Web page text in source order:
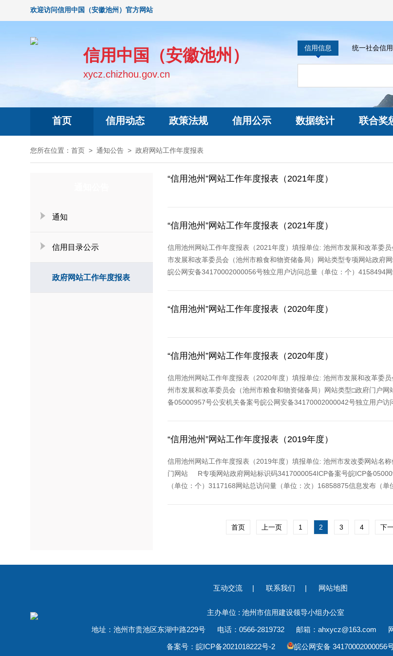
欢迎访问信用中国（安徽池州）官方网站
信用中国（安徽池州）
xycz.chizhou.gov.cn
信用信息 统一社会信
首页 信用动态 政策法规 信用公示 数据统计 联合奖
您所在位置： 首页 > 通知公告 > 政府网站工作年度报表
通知
信用目录公示
政府网站工作年度报表
“信用池州”网站工作年度报表（2021年度）
“信用池州”网站工作年度报表（2021年度）
信用池州网站工作年度报表（2021年度）填报单位: 池州市发展和改革委
市发展和改革委员会（池州市粮食和物资储备局）网站类型专项网站政
皖公网安备34170002000056号独立用户访问总量（单位：个）4158494
“信用池州”网站工作年度报表（2020年度）
“信用池州”网站工作年度报表（2020年度）
信用池州网站工作年度报表（2020年度）填报单位: 池州市发展和改革委
州市发展和改革委员会（池州市粮食和物资储备局）网站类型□政府门
备05000957号公安机关备案号皖公网安备34170002000042号独立用户访
“信用池州”网站工作年度报表（2019年度）
信用池州网站工作年度报表（2019年度）填报单位: 池州市发改委网站
门网站 R专项网站政府网站标识码3417000054ICP备案号皖ICP备
（单位：个）3117168网站总访问量（单位：次）16858875信息发布（
首页 上一页 1 2 3 4 下
互动交流 | 联系我们 | 网站地图
主办单位 : 池州市信用建设领导小组办公室
地址：池州市贵池区东湖中路229号 电话：0566-2819732 邮箱：ahxycz@163.com 网
备案号：皖ICP备2021018222号-2 皖公网安备 34170002000056